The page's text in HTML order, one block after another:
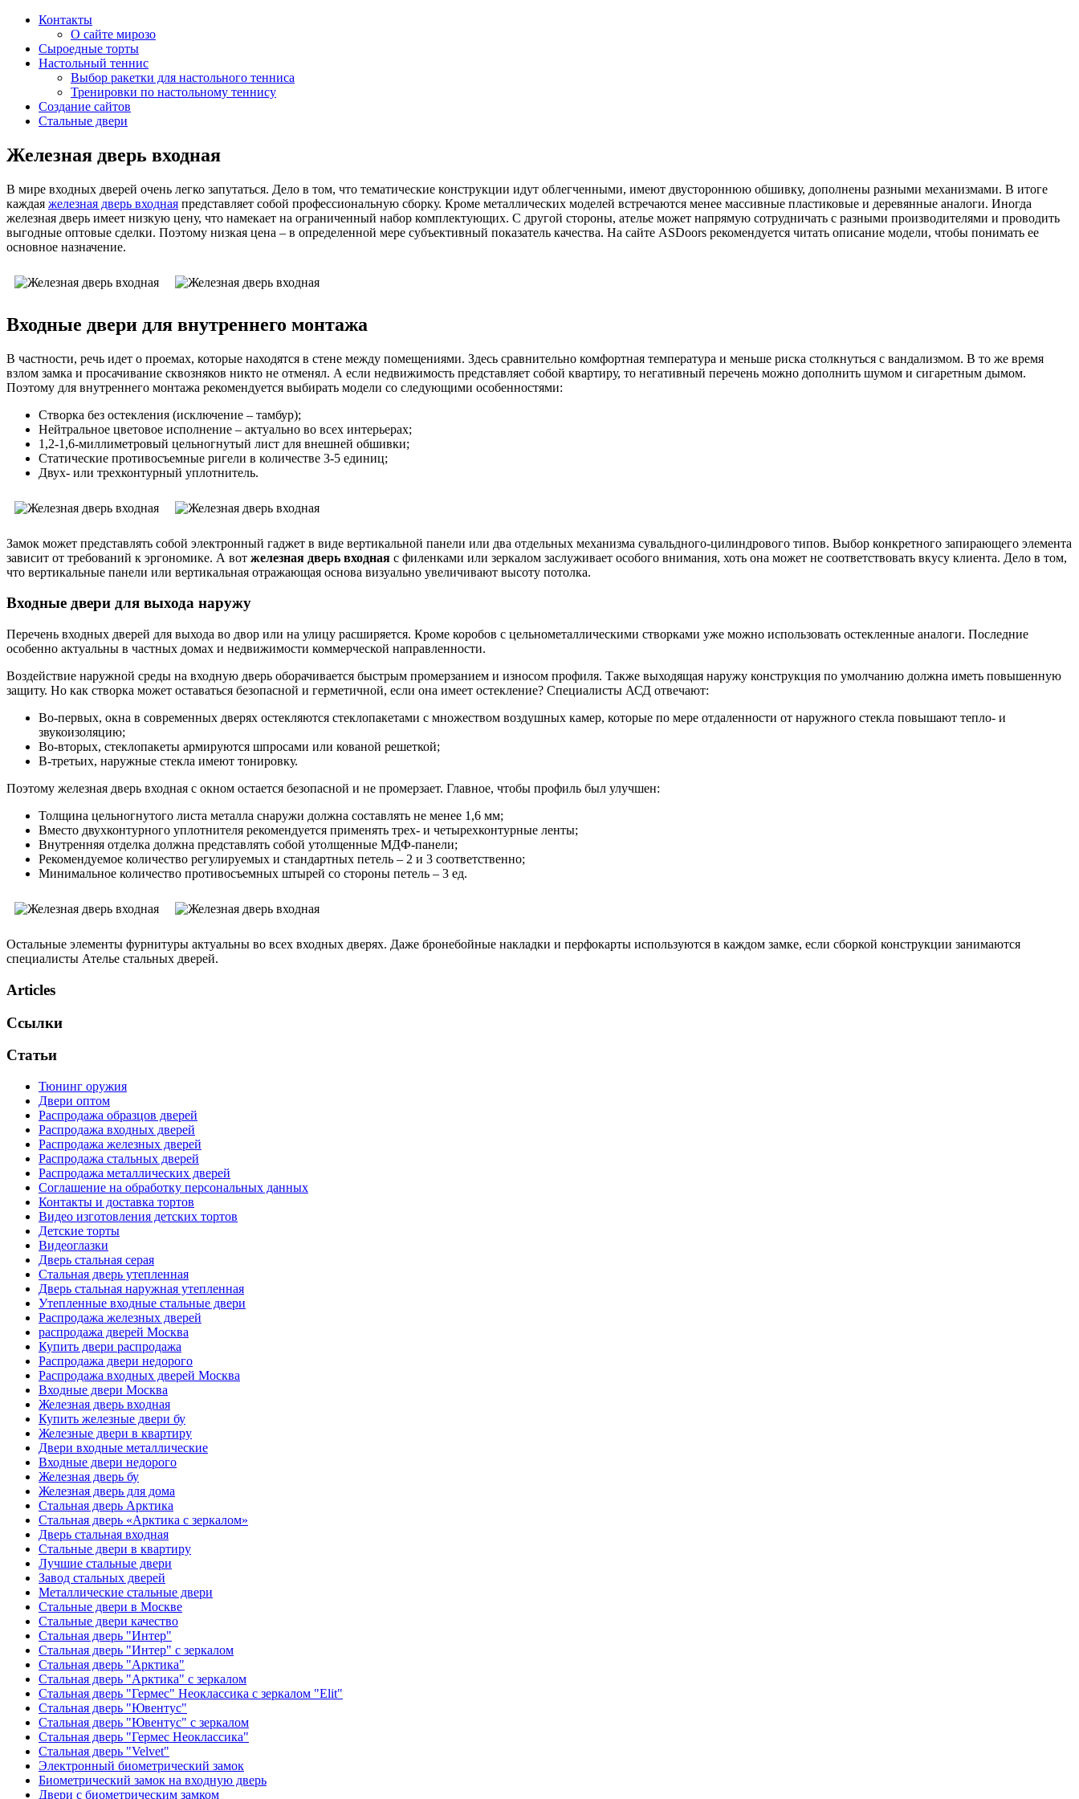
Контакты
О сайте мирозо
Сыроедные торты
Настольный теннис
Выбор ракетки для настольного тенниса
Тренировки по настольному теннису
Создание сайтов
Стальные двери
Железная дверь входная
В мире входных дверей очень легко запутаться. Дело в том, что тематические конструкции идут облегченными, имеют двустороннюю обшивку, дополнены разными механизмами. В итоге
каждая железная дверь входная представляет собой профессиональную сборку. Кроме металлических моделей встречаются менее массивные пластиковые и деревянные аналоги. Иногда
железная дверь имеет низкую цену, что намекает на ограниченный набор комплектующих. С другой стороны, ателье может напрямую сотрудничать с разными производителями и проводить
выгодные оптовые сделки. Поэтому низкая цена – в определенной мере субъективный показатель качества. На сайте ASDoors рекомендуется читать описание модели, чтобы понимать ее
основное назначение.
Входные двери для внутреннего монтажа
В частности, речь идет о проемах, которые находятся в стене между помещениями. Здесь сравнительно комфортная температура и меньше риска столкнуться с вандализмом. В то же время
взлом замка и просачивание сквозняков никто не отменял. А если недвижимость представляет собой квартиру, то негативный перечень можно дополнить шумом и сигаретным дымом.
Поэтому для внутреннего монтажа рекомендуется выбирать модели со следующими особенностями:
Створка без остекления (исключение – тамбур);
Нейтральное цветовое исполнение – актуально во всех интерьерах;
1,2-1,6-миллиметровый цельногнутый лист для внешней обшивки;
Статические противосъемные ригели в количестве 3-5 единиц;
Двух- или трехконтурный уплотнитель.
Замок может представлять собой электронный гаджет в виде вертикальной панели или два отдельных механизма сувальдного-цилиндрового типов. Выбор конкретного запирающего элемента
зависит от требований к эргономике. А вот железная дверь входная с филенками или зеркалом заслуживает особого внимания, хоть она может не соответствовать вкусу клиента. Дело в том,
что вертикальные панели или вертикальная отражающая основа визуально увеличивают высоту потолка.
Входные двери для выхода наружу
Перечень входных дверей для выхода во двор или на улицу расширяется. Кроме коробов с цельнометаллическими створками уже можно использовать остекленные аналоги. Последние
особенно актуальны в частных домах и недвижимости коммерческой направленности.
Воздействие наружной среды на входную дверь оборачивается быстрым промерзанием и износом профиля. Также выходящая наружу конструкция по умолчанию должна иметь повышенную
защиту. Но как створка может оставаться безопасной и герметичной, если она имеет остекление? Специалисты АСД отвечают:
Во-первых, окна в современных дверях остекляются стеклопакетами с множеством воздушных камер, которые по мере отдаленности от наружного стекла повышают тепло- и
звукоизоляцию;
Во-вторых, стеклопакеты армируются шпросами или кованой решеткой;
В-третьих, наружные стекла имеют тонировку.
Поэтому железная дверь входная с окном остается безопасной и не промерзает. Главное, чтобы профиль был улучшен:
Толщина цельногнутого листа металла снаружи должна составлять не менее 1,6 мм;
Вместо двухконтурного уплотнителя рекомендуется применять трех- и четырехконтурные ленты;
Внутренняя отделка должна представлять собой утолщенные МДФ-панели;
Рекомендуемое количество регулируемых и стандартных петель – 2 и 3 соответственно;
Минимальное количество противосъемных штырей со стороны петель – 3 ед.
Остальные элементы фурнитуры актуальны во всех входных дверях. Даже бронебойные накладки и перфокарты используются в каждом замке, если сборкой конструкции занимаются
специалисты Ателье стальных дверей.
Articles
Ссылки
Статьи
Тюнинг оружия
Двери оптом
Распродажа образцов дверей
Распродажа входных дверей
Распродажа железных дверей
Распродажа стальных дверей
Распродажа металлических дверей
Соглашение на обработку персональных данных
Контакты и доставка тортов
Видео изготовления детских тортов
Детские торты
Видеоглазки
Дверь стальная серая
Стальная дверь утепленная
Дверь стальная наружная утепленная
Утепленные входные стальные двери
Распродажа железных дверей
распродажа дверей Москва
Купить двери распродажа
Распродажа двери недорого
Распродажа входных дверей Москва
Входные двери Москва
Железная дверь входная
Купить железные двери бу
Железные двери в квартиру
Двери входные металлические
Входные двери недорого
Железная дверь бу
Железная дверь для дома
Стальная дверь Арктика
Стальная дверь «Арктика с зеркалом»
Дверь стальная входная
Стальные двери в квартиру
Лучшие стальные двери
Завод стальных дверей
Металлические стальные двери
Стальные двери в Москве
Стальные двери качество
Стальная дверь "Интер"
Стальная дверь "Интер" с зеркалом
Стальная дверь "Арктика"
Стальная дверь "Арктика" с зеркалом
Стальная дверь "Гермес" Неоклассика с зеркалом "Elit"
Стальная дверь "Ювентус"
Стальная дверь "Ювентус" с зеркалом
Стальная дверь "Гермес Неоклассика"
Стальная дверь "Velvet"
Электронный биометрический замок
Биометрический замок на входную дверь
Двери с биометрическим замком